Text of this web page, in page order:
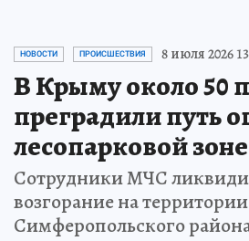
НОВОСТИ ПРОИСШЕСТВИЯ 8 июля 2026
В Крыму около 50
преградили путь
лесопарковой зоне
Сотрудники МЧС
возгорание на территории
Симферопольского